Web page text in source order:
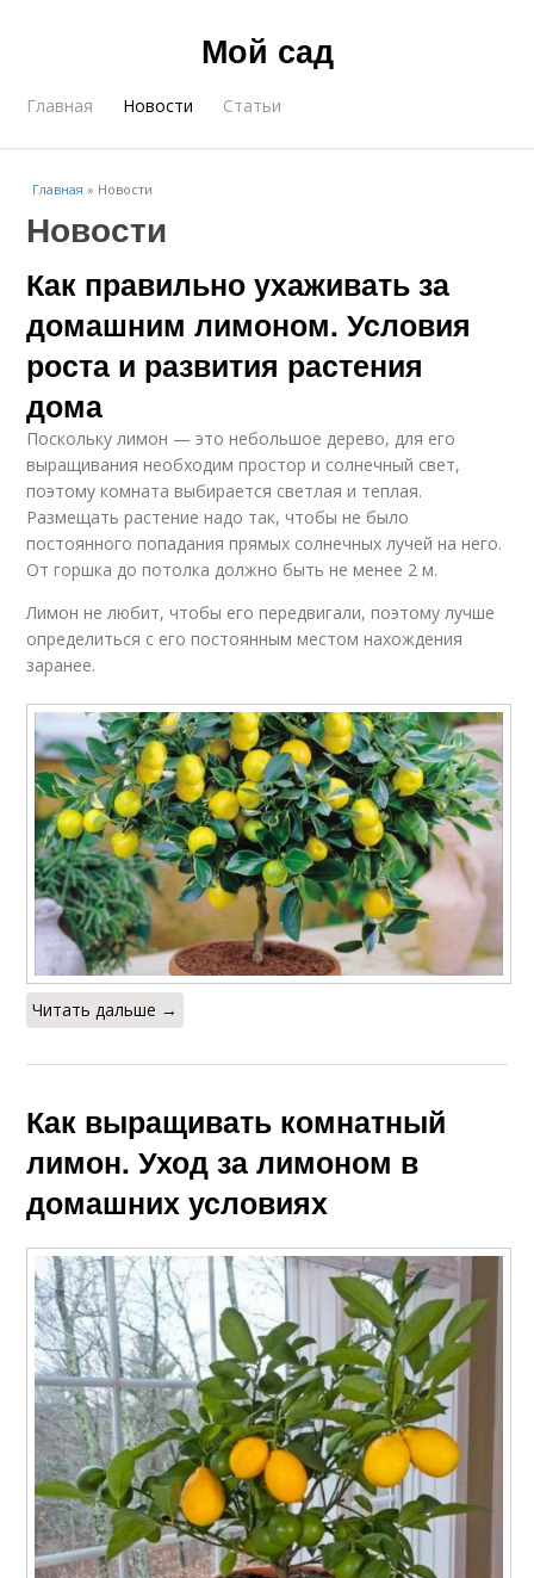
Мой сад
Главная Новости Статьи
Главная » Новости
Новости
Как правильно ухаживать за
домашним лимоном. Условия
роста и развития растения
дома
Поскольку лимон — это небольшое дерево, для его
выращивания необходим простор и солнечный свет,
поэтому комната выбирается светлая и теплая.
Размещать растение надо так, чтобы не было
постоянного попадания прямых солнечных лучей на него.
От горшка до потолка должно быть не менее 2 м.
Лимон не любит, чтобы его передвигали, поэтому лучше
определиться с его постоянным местом нахождения
заранее.
Читать дальше →
Как выращивать комнатный
лимон. Уход за лимоном в
домашних условиях